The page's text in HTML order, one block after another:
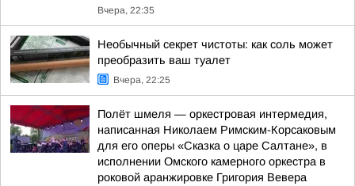
Вчера, 22:35
Необычный секрет чистоты: как соль может
преобразить ваш туалет
Вчера, 22:25
Полёт шмеля — оркестровая интермедия,
написанная Николаем Римским-Корсаковым
для его оперы «Сказка о царе Салтане», в
исполнении Омского камерного оркестра в
роковой аранжировке Григория Вевера